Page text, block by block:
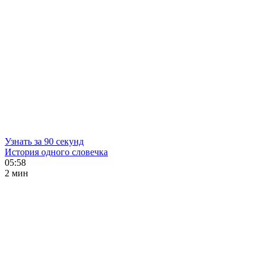
Узнать за 90 секунд
История одного словечка
05:58
2 мин